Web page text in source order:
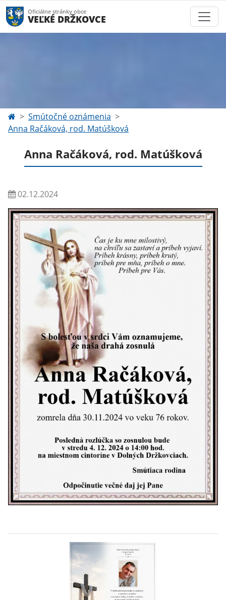
Oficiálne stránky obce
VEĽKÉ DRŽKOVCE
Smútočné oznámenia
Anna Račáková, rod. Matúšková
Anna Račáková, rod. Matúšková
02.12.2024